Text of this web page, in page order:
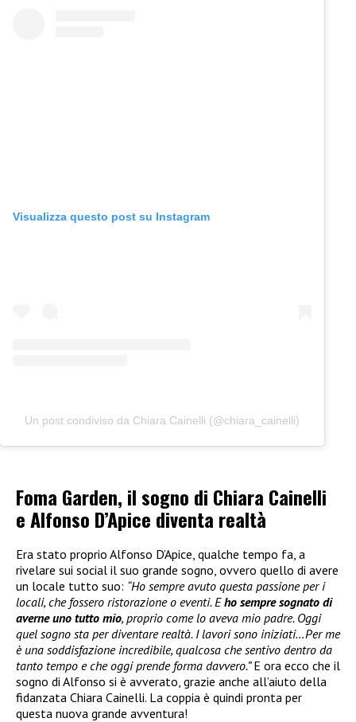
Visualizza questo post su Instagram
Un post condiviso da Chiara Cainelli (@chiara_cainelli)
Foma Garden, il sogno di Chiara Cainelli
e Alfonso D’Apice diventa realtà
Era stato proprio Alfonso D’Apice, qualche tempo fa, a
rivelare sui social il suo grande sogno, ovvero quello di avere
un locale tutto suo: “Ho sempre avuto questa passione per i
locali, che fossero ristorazione o eventi. Eho sempre sognato di
averne uno tutto mio, proprio come lo aveva mio padre. Oggi
quel sogno sta per diventare realtà. I lavori sono iniziati…Per me
è una soddisfazione incredibile, qualcosa che sentivo dentro da
tanto tempo e che oggi prende forma davvero.”E ora ecco che il
sogno di Alfonso si è avverato, grazie anche all’aiuto della
fidanzata Chiara Cainelli. La coppia è quindi pronta per
questa nuova grande avventura!